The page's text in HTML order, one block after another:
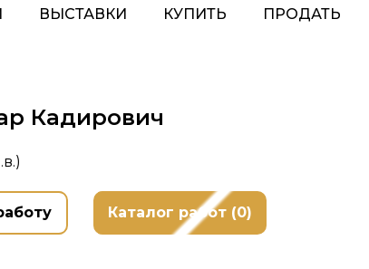
ВЫСТАВКИ КУПИТЬ ПРОДАТЬ
Кадирович
Каталог работ (0)